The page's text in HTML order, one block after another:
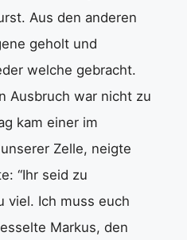
Aus den anderen
geholt und
welche gebracht.
Ausbruch war nicht zu
kam einer im
Zelle, neigte
“Ihr seid zu
viel. Ich muss euch
Markus, den